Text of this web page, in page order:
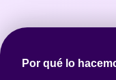
Por qué lo